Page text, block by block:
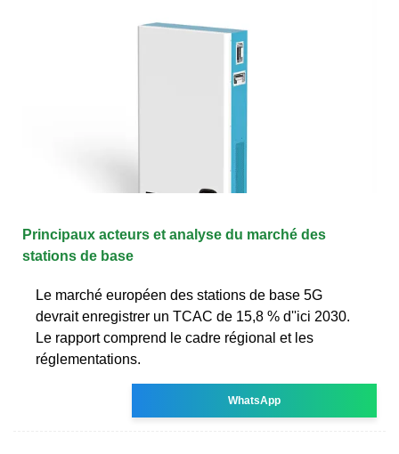
Principaux acteurs et analyse du marché des
stations de base
Le marché européen des stations de base 5G
devrait enregistrer un TCAC de 15,8 % d''ici 2030.
Le rapport comprend le cadre régional et les
réglementations.
WhatsApp